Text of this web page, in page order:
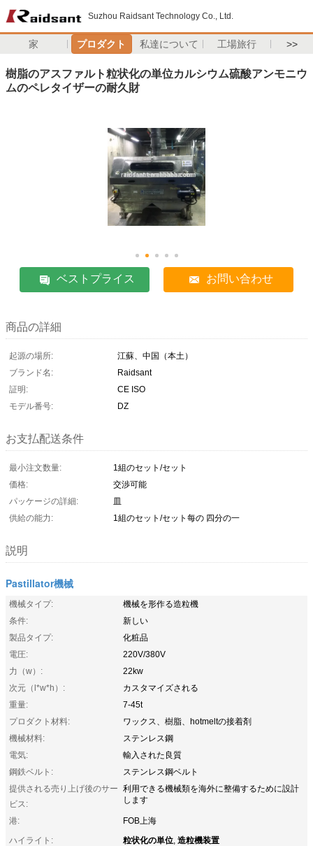
Suzhou Raidsant Technology Co., Ltd.
家 プロダクト 私達について 工場旅行 >>
樹脂のアスファルト粒状化の単位カルシウム硫酸アンモニウ
ムのペレタイザーの耐久財
ベストプライス お問い合わせ
商品の詳細
起源の場所:
江蘇、中国（本土）
ブランド名:
Raidsant
証明:
CE ISO
モデル番号:
DZ
お支払配送条件
最小注文数量:
1組のセット/セット
価格:
交渉可能
パッケージの詳細:
皿
供給の能力:
1組のセット/セット每の 四分の一
説明
Pastillator機械
機械タイプ:
機械を形作る造粒機
条件:
新しい
製品タイプ:
化粧品
電圧:
220V/380V
力（w）:
22kw
次元（l*w*h）:
カスタマイズされる
重量:
7-45t
プロダクト材料:
ワックス、樹脂、hotmeltの接着剤
機械材料:
ステンレス鋼
電気:
輸入された良質
鋼鉄ベルト:
ステンレス鋼ベルト
提供される売り上げ後のサー
ビス:
利用できる機械類を海外に整備するために設計
します
港:
FOB上海
ハイライト:
粒状化の単位, 造粒機装置